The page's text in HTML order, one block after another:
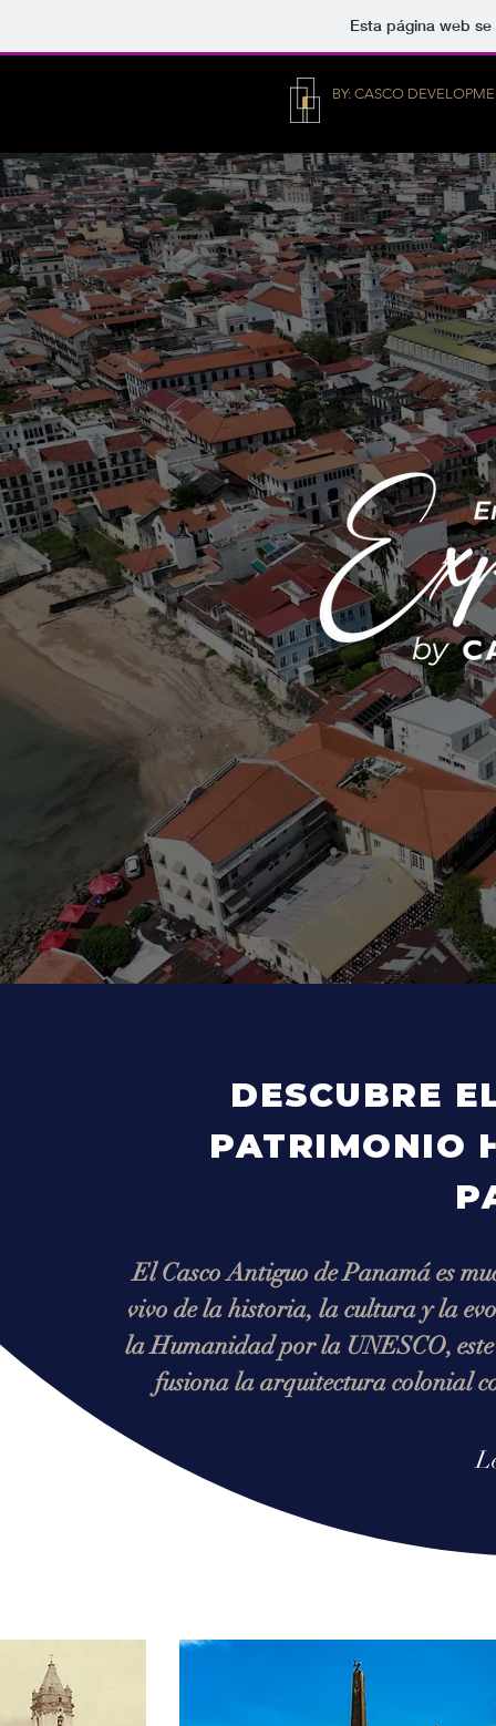
Esta página web
BY: CASCO
DESCUBRE
PATRIMONIO
El Casco Antiguo de Panamá es
vivo de la historia, la cultura y la
la Humanidad por la UNESCO,
fusiona la arquitectura colonial